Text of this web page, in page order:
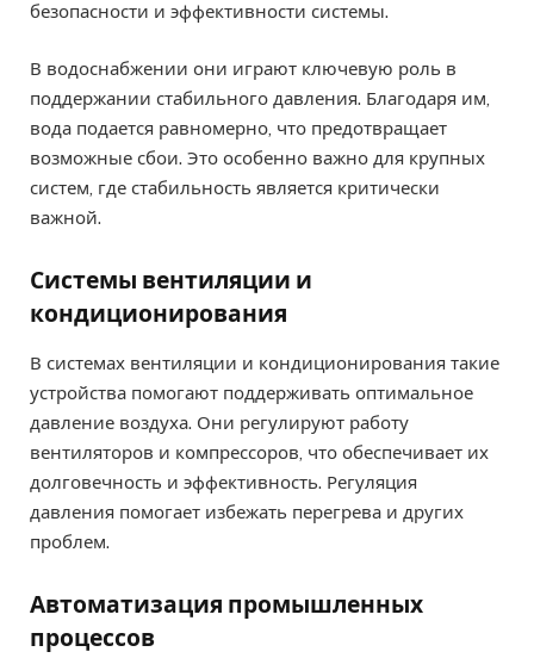
безопасности и эффективности системы.
В водоснабжении они играют ключевую роль в
поддержании стабильного давления. Благодаря им,
вода подается равномерно, что предотвращает
возможные сбои. Это особенно важно для крупных
систем, где стабильность является критически
важной.
Системы вентиляции и
кондиционирования
В системах вентиляции и кондиционирования такие
устройства помогают поддерживать оптимальное
давление воздуха. Они регулируют работу
вентиляторов и компрессоров, что обеспечивает их
долговечность и эффективность. Регуляция
давления помогает избежать перегрева и других
проблем.
Автоматизация промышленных
процессов